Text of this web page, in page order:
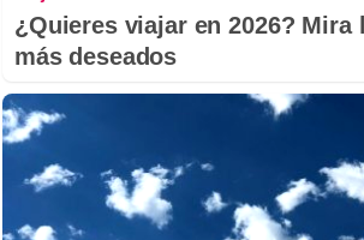
¿Quieres viajar en 2026? Mira
más deseados